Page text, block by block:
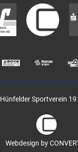
Hünfelder Sportverein
Webdesign by